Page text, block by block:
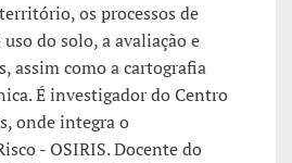
os processos de
do solo, a avaliação e
assim como a cartografia
É investigador do Centro
onde integra o
- OSIRIS. Docente do